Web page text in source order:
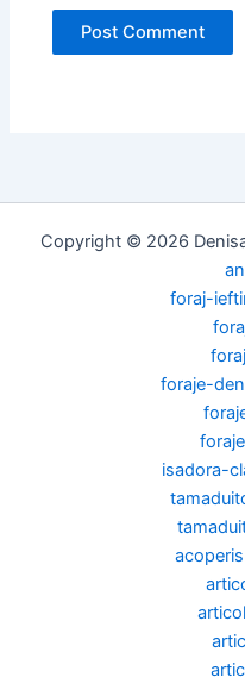
Copyright © 2026
foraj-
foraje-
isadora-